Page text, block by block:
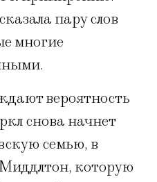
пару слов
многие
вероятность
снова начнет
семью, в
которую